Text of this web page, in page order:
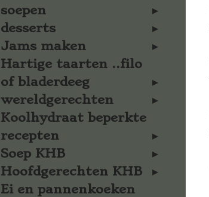
soepen
desserts
Jams maken
Hartige taarten ..filo
of bladerdeeg
wereldgerechten
Koolhydraat beperkte
recepten
Soep KHB
Hoofdgerechten KHB
Ei en pannenkoeken